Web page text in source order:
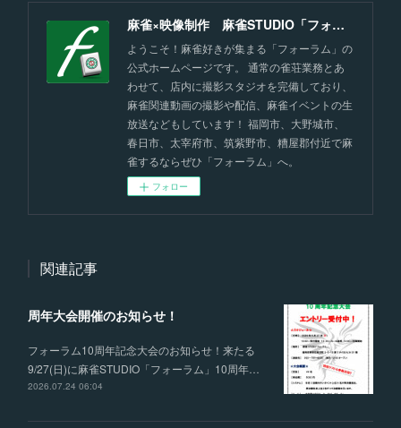
麻雀×映像制作 麻雀STUDIO「フォーラム」福岡
ようこそ！麻雀好きが集まる「フォーラム」の
公式ホームページです。 通常の雀荘業務とあ
わせて、店内に撮影スタジオを完備しており、
麻雀関連動画の撮影や配信、麻雀イベントの生
放送などもしています！ 福岡市、大野城市、
春日市、太宰府市、筑紫野市、糟屋郡付近で麻
雀するならぜひ「フォーラム」へ。
フォロー
関連記事
周年大会開催のお知らせ！
フォーラム10周年記念大会のお知らせ！来たる
9/27(日)に麻雀STUDIO「フォーラム」10周年…
2026.07.24 06:04